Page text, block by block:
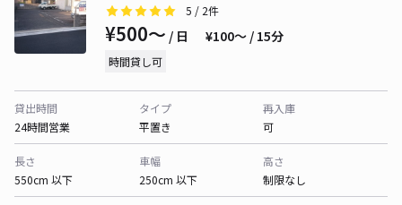
5 / 2件
¥500〜 / 日 ¥100〜 / 15分
時間貸し可
貸出時間
24時間営業
タイプ
平置き
再入庫
可
長さ
550cm 以下
車幅
250cm 以下
高さ
制限なし